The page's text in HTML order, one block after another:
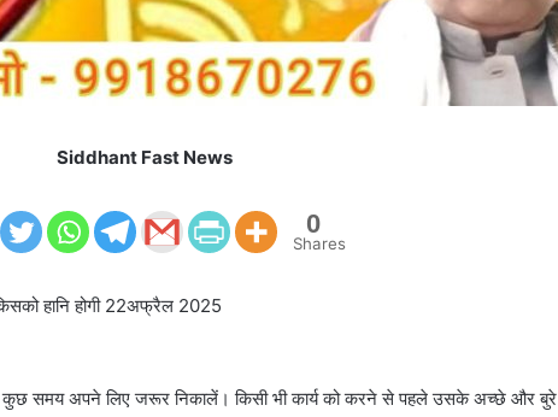
Siddhant Fast News
0
Shares
हानि होगी 22अफ्रैल 2025
कुछ समय अपने लिए जरूर निकालें। किसी भी कार्य को करने से पहले उसके अच्छे और बुरे